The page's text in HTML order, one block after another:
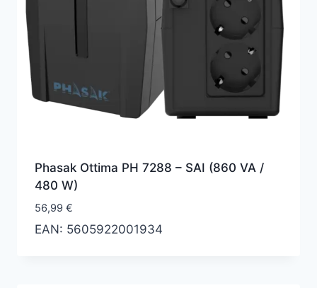
Phasak Ottima PH 7288 – SAI (860 VA /
480 W)
56,99 €
EAN: 5605922001934